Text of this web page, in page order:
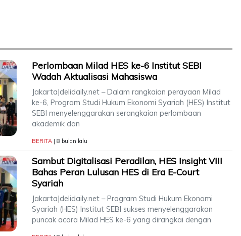
Perlombaan Milad HES ke-6 Institut SEBI
Wadah Aktualisasi Mahasiswa
Jakarta|delidaily.net – Dalam rangkaian perayaan Milad
ke-6, Program Studi Hukum Ekonomi Syariah (HES) Institut
SEBI menyelenggarakan serangkaian perlombaan
akademik dan
BERITA | 8 bulan lalu
Sambut Digitalisasi Peradilan, HES Insight VIII
Bahas Peran Lulusan HES di Era E-Court
Syariah
Jakarta|delidaily.net – Program Studi Hukum Ekonomi
Syariah (HES) Institut SEBI sukses menyelenggarakan
puncak acara Milad HES ke-6 yang dirangkai dengan